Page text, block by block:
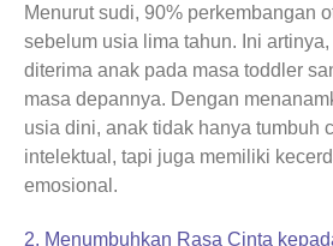
Menurut sudi, 90% perkembangan
sebelum usia lima tahun. Ini
diterima anak pada masa toddler
masa depannya. Dengan
usia dini, anak tidak hanya tumbuh
intelektual, tapi juga memiliki
emosional.
2. Menumbuhkan Rasa Cinta